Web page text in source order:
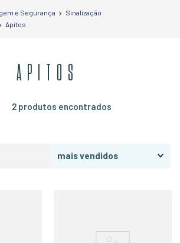
e Segurança
Sinalização
Apitos
APITOS
2 produtos
mais vendidos